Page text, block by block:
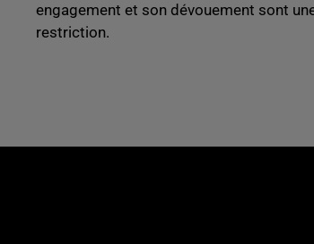
engagement et son dévouement sont
restriction.